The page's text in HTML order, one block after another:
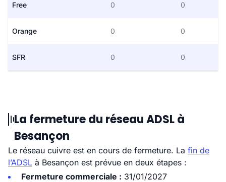
Free 0 0
Orange 0 0
SFR 0 0
La fermeture du réseau ADSL à
Besançon
Le réseau cuivre est en cours de fermeture. La fin de
l’ADSL à Besançon est prévue en deux étapes :
Fermeture commerciale : 31/01/2027